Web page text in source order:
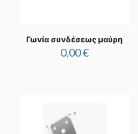
Γωνία συνδέσεως μαύρη
0,00€